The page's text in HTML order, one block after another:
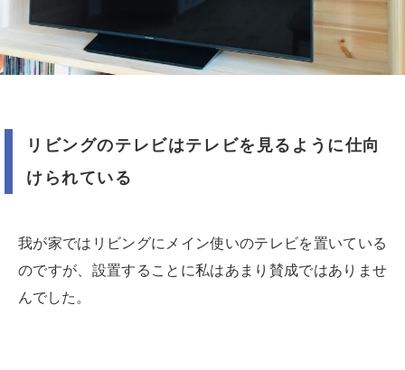
リビングのテレビはテレビを見るように仕向
けられている
我が家ではリビングにメイン使いのテレビを置いている
のですが、設置することに私はあまり賛成ではありませ
んでした。